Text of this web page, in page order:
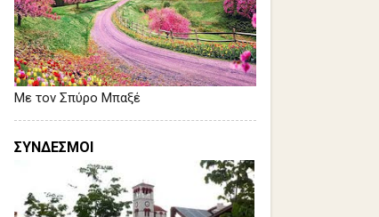
Με τον Σπύρο Μπαξέ
ΣΥΝΔΕΣΜΟΙ